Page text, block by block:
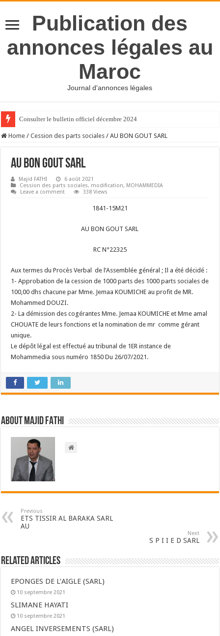
Publication des
annonces légales au
Maroc
Journal d'annonces légales
Consulter le bulletin officiel décembre 2024
Home / Cession des parts sociales / AU BON GOUT SARL
AU BON GOUT SARL
Majid FATHI
6 août 2021
Cession des parts sociales, modification, MOHAMMEDIA
Leave a comment
338 Views
1841-15M21
AU BON GOUT SARL
RC N°22325
Aux termes du Procès Verbal de l’Assemblée général ; Il a été décidé :
1- Approbation de la cession de 1000 parts des 1000 parts sociales de
100,00 dhs chacune par Mme. Jemaa KOUMICHE au profit de MR.
Mohammed DOUZI.
2- La démission des cogérantes Mme. Jemaa KOUMICHE et Mme amal
CHOUATE de leurs fonctions et la nomination de mr comme gérant
unique.
Le dépôt légal est effectué au tribunal de 1ER instance de
Mohammedia sous numéro 1850 Du 26/07/2021.
About Majid FATHI
Previous
ETS TISSIR AL BARAKA SARL
AU
Next
S P I I E D SARL
Related Articles
EPONGES DE L’AIGLE (SARL)
10 septembre 2021
SLIMANE HAYATI
10 septembre 2021
ANGEL INVERSEMENTS (SARL)